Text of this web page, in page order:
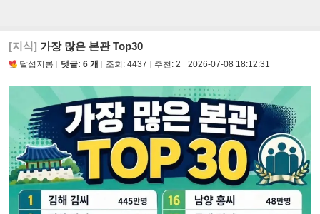
[지식] 가장 많은 본관 Top30
달섭지롱 댓글: 6 개 조회: 4437 추천: 2 2026-07-08 18:12:31